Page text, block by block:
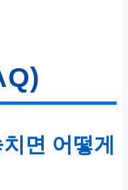
면 어떻게